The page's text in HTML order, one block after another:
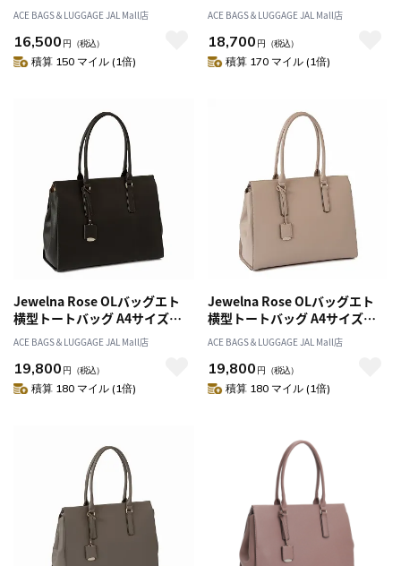
11752
ACE BAGS＆LUGGAGE JAL Mall店
16,500 円 （税込）
積算 150 マイル (1倍)
11753
ACE BAGS＆LUGGAGE JAL Mall店
18,700 円 （税込）
積算 170 マイル (1倍)
Jewelna Rose OLバッグエト
横型トートバッグ A4サイズ
11931
ACE BAGS＆LUGGAGE JAL Mall店
19,800 円 （税込）
積算 180 マイル (1倍)
Jewelna Rose OLバッグエト
横型トートバッグ A4サイズ
11931
ACE BAGS＆LUGGAGE JAL Mall店
19,800 円 （税込）
積算 180 マイル (1倍)